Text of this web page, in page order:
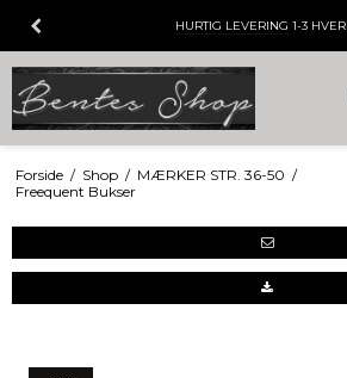
HURTIG LEVERING1-3 HVERDAGE
Forside / Shop / MÆRKER STR. 36-50 /
Freequent Bukser